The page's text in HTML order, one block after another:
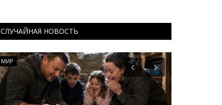
СЛУЧАЙНАЯ НОВОСТЬ
МИР